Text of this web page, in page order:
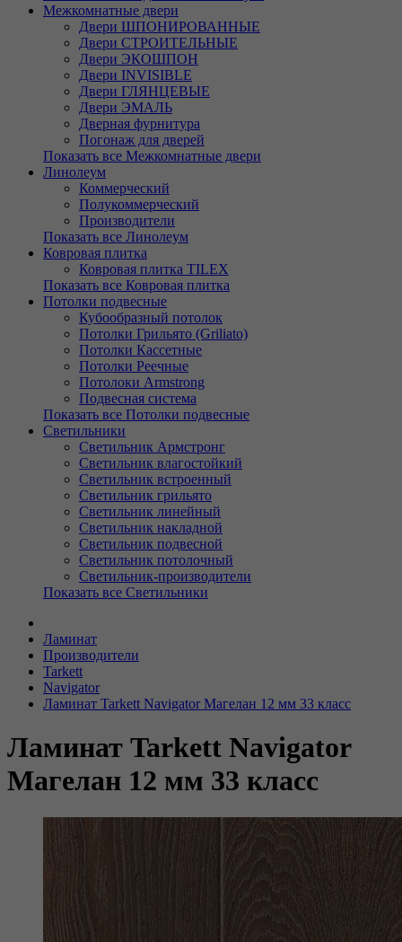
Межкомнатные двери
Двери ШПОНИРОВАННЫЕ
Двери СТРОИТЕЛЬНЫЕ
Двери ЭКОШПОН
Двери INVISIBLE
Двери ГЛЯНЦЕВЫЕ
Двери ЭМАЛЬ
Дверная фурнитура
Погонаж для дверей
Показать все Межкомнатные двери
Линолеум
Коммерческий
Полукоммерческий
Производители
Показать все Линолеум
Ковровая плитка
Ковровая плитка TILEX
Показать все Ковровая плитка
Потолки подвесные
Кубообразный потолок
Потолки Грильято (Griliato)
Потолки Кассетные
Потолки Реечные
Потолоки Armstrong
Подвесная система
Показать все Потолки подвесные
Светильники
Светильник Армстронг
Светильник влагостойкий
Светильник встроенный
Светильник грильято
Светильник линейный
Светильник накладной
Светильник подвесной
Светильник потолочный
Светильник-производители
Показать все Светильники
Ламинат
Производители
Tarkett
Navigator
Ламинат Tarkett Navigator Магелан 12 мм 33 класс
Ламинат Tarkett Navigator
Магелан 12 мм 33 класс